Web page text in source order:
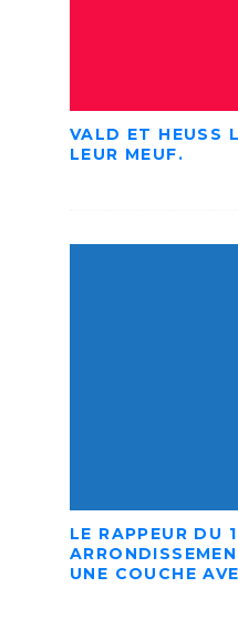
VALD ET HEUSS
LEUR MEUF.
LE RAPPEUR DU
UNE COUCHE